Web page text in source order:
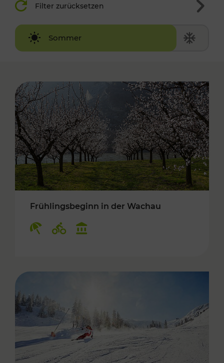
Filter zurücksetzen
Sommer
Winter
Frühlingsbeginn in der Wachau